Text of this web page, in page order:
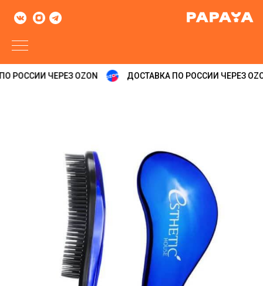
РОССИИ ЧЕРЕЗ OZON ДОСТАВКА ПО РОССИИ ЧЕРЕЗ